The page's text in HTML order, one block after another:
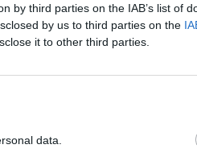
by third parties on the IAB’s list of
by us to third parties on the
it to other third parties.
data.
им – близо 5000
на проекта след
не е минало без
перспективата и за още
година заради